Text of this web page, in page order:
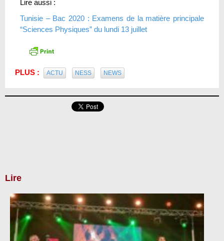
Lire aussi :
Tunisie – Bac 2020 : Examens de la matière principale
“Sciences Physiques” du lundi 13 juillet
PLUS : ACTU NESS NEWS
Lire